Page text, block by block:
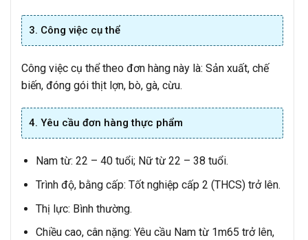
3. Công việc cụ thể
Công việc cụ thể theo đơn hàng này là: Sản xuất, chế
biến, đóng gói thịt lợn, bò, gà, cừu.
4. Yêu cầu đơn hàng thực phẩm
Nam từ: 22 – 40 tuổi; Nữ từ 22 – 38 tuổi.
Trình độ, bằng cấp: Tốt nghiệp cấp 2 (THCS) trở lên.
Thị lực: Bình thường.
Chiều cao, cân nặng: Yêu cầu Nam từ 1m65 trở lên,